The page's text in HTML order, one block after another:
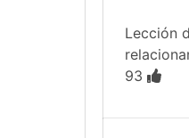
Lección
93